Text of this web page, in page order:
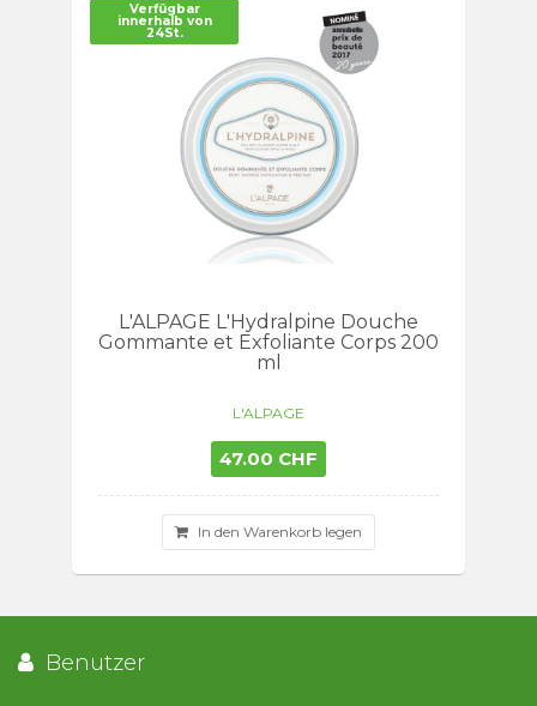
Verfügbar
innerhalb von
24St.
L'ALPAGE L'Hydralpine Douche
Gommante et Exfoliante Corps 200
ml
L'ALPAGE
47.00 CHF
In den Warenkorb legen
Benutzer